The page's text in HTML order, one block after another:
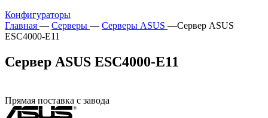
Конфигураторы
Главная — Серверы — Серверы ASUS —Сервер ASUS
ESC4000-E11
Сервер ASUS ESC4000-E11
Прямая поставка с завода